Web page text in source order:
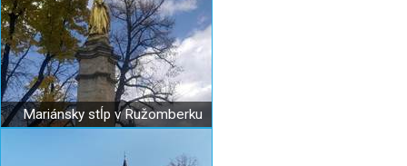
Mariánsky stĺp v Ružomberku